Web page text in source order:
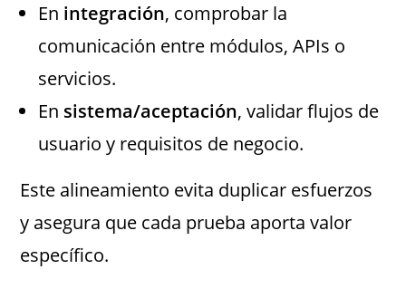
En integración, comprobar la
comunicación entre módulos, APIs o
servicios.
En sistema/aceptación, validar flujos de
usuario y requisitos de negocio.
Este alineamiento evita duplicar esfuerzos
y asegura que cada prueba aporta valor
específico.